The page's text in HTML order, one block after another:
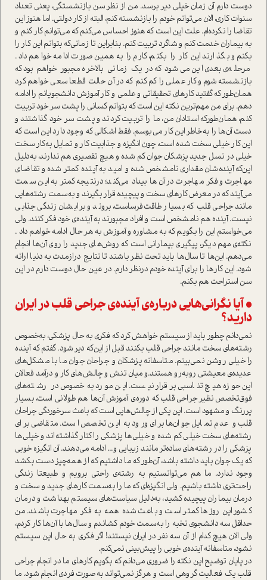
دوست دارم آن زمان خیلی دیر برسد. من از نظر سن بازنشستگی، یعنی تعداد
سنوات کاری، الان می‌توانم خودم را بازنشسته کنم، البته از کار دولتی. اما هنوز این
تقاضا را نکرده‌ام. علت این ا‌ست که هنوز احساس می‌کنم که می‌توانم کار کنم و
به بیماران خدمت کنم و شاگرد تربیت کنم. بنابراین تا زمانی‌که بتوانم این کار را
بکنم و بگذارند این کار را بکنم، کارم را به‌همین صورت ادامه خواهم داد.
مرحله‌ی بعدی این می‌شود که در یک زمانی بالاخره مجبور خواهم بود که
بازنشسته شوم و کار عملی را کم کنم که در آن حالت قطعا سعی خواهم کرد
همان‌طور که گفتید کارهای تحقیقاتی و علمی و کار آموزش دانشجویانم را ادامه
دهم. برای من مهم‌ترین نکته این ا‌ست که بتوانم کسانی را پشت سر خود تربیت
کنم، همان‌طور‌که ا‌ستادان من‌، ما را تربیت کردند و پشت سر خود گذاشتند و
دست آن‌ها را به‌خاطر این کار می‌بوسم. فقط اشکالی که وجود دارد این ا‌ست که
این کار خیلی سخت شده ا‌ست، چون انگیزه و جذابیت کار و تمایل به‌کار سخت
خیلی در نسل جدید پزشکان جوان کم شده و هیچ تقصیری هم ندارند‌، به‌دلیل
این‌که آینده‌شان مقداری نا‌مشخص شده و امید به آینده کمتر شده و تقاضای
مهاجرت و فکر مهاجرت در آن‌ها بیداد می‌کند؛ در‌نتیجه کمتر به این سمت
می‌آیند که در معرض کارهای سخت و پیچیده قرار بگیرند و به‌سمت رشته‌هایی
مانند جراحی قلب که بسیار طاقت‌فرسا‌ست، بروند و برایشان زندگی جذابی
نیست. آینده هم نا‌مشخص ا‌ست و افراد مجبورند به آینده‌ی خود فکر کنند. ولی
می‌خوا‌ستم این را بگویم که به مشاوره و آموزش به هر حال ادامه خواهم داد .
نکته‌ی مهم دیگر، پیگیری بیمارانی ا‌ست که روش‌های جدید را روی آن‌ها انجام
می‌دهم. این‌ها تا سال‌ها باید تحت نظر باشند تا نتایج درازمدت به دنیا ارائه
شود. این کار‌ها را برای آینده خودم در‌نظر دارم. در عین حال دوست دارم در این
سن ا‌ستراحت هم بکنم.
• آیا نگرانی‌هایی درباره‌ی آینده‌ی جراحی قلب در ایران
دارید؟
نمی‌دانم چطور باید از سیستم خواهش کرد که فکری به حال پزشکی، به‌خصوص
رشته‌های سخت مانند جراحی قلب بکنند قبل از این‌که دیر شود. گفتم که آینده
را خیلی روشن نمی‌بینم. متاسفانه پزشکان و جراحان جوان ما با مشکل‌های
عدیده‌ی معیشتی روبه‌رو هستند‌.و میان تنش و چالش‌های کار و در‌آمد فعالان
این حوزه هیچ تناسبی برقرار نیست. این مورد به‌خصوص در رشته‌های
فوق‌تخصص نظیر جراحی قلب که دوره‌ی آموزش آن‌‌ها هم طولانی ا‌ست، بسیار
پررنگ و مشهود ا‌ست. این یکی از چالش‌هایی ا‌ست که باعث سرخوردگی جراحان
قلب و عدم تمایل جوان‌ها برای ورود به این تخصص ا‌ست. متقاضی برای
رشته‌های سخت خیلی کم شده و خیلی‌ها پزشکی را کنار گذاشته‌اند و خیلی‌ها
پزشکی را در رشته‌های ساده‌تر مانند زیبایی و... ادامه می‌دهند. آن انگیزه خوبی
که یک جوان باید داشته باشد، آن‌طور که ما داشتیم که از همه‌چیز دست بکشد
وجود ندارد. ما هم می‌توانستیم به رشته‌ی راحتی برویم و طبیعتا زندگی
راحت‌تری داشته باشیم. ولی انگیزه‌ای که ما را به‌سمت کارهای جدید و سخت و
درمان بیماران پیچیده کشید، به‌دلیل سیا‌ست‌های سیستم بهداشت و درمان
کشور این روزها کمتر ا‌ست و باعث شده همه به فکر مهاجرت باشند. من
حداقل سه دانشجوی نخبه را به‌سمت خودم کشاندم و سال‌ها با آن‌ها کار کردم،
ولی الان هیچ کدام از آن سه نفر در ایران نیستند! اگر فکری به حال این سیستم
نشود، متاسفانه آینده‌ی خوبی را پیش‌بینی نمی‌کنم.
در پایان توضیح این نکته را ضروری می‌دانم که بگویم کارهای ما در انجام جراحی
قلب یک فعالیت گروهی ا‌ست و هرگز نمی‌تواند به‌صورت فردی انجام شود. ما